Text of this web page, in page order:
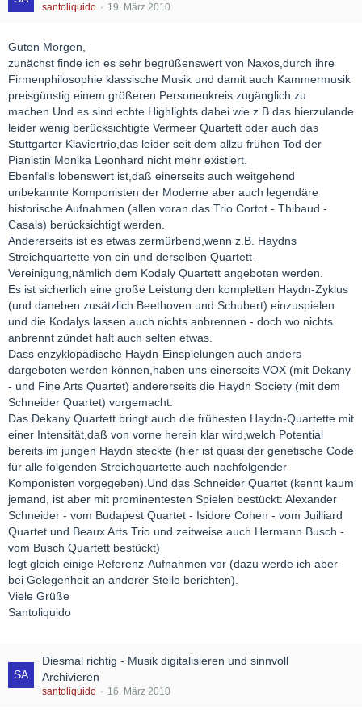
santoliquido 19. März 2010
Guten Morgen,
zunächst finde ich es sehr begrüßenswert von Naxos,durch ihre
Firmenphilosophie klassische Musik und damit auch Kammermusik
preisgünstig einem größeren Personenkreis zugänglich zu
machen.Und es sind echte Highlights dabei wie z.B.das hierzulande
leider wenig berücksichtigte Vermeer Quartett oder auch das
Stuttgarter Klaviertrio,das leider seit dem allzu frühen Tod der
Pianistin Monika Leonhard nicht mehr existiert.
Ebenfalls lobenswert ist,daß einerseits auch weitgehend
unbekannte Komponisten der Moderne aber auch legendäre
historische Aufnahmen (allen voran das Trio Cortot - Thibaud -
Casals) berücksichtigt werden.
Andererseits ist es etwas zermürbend,wenn z.B. Haydns
Streichquartette von ein und derselben Quartett-
Vereinigung,nämlich dem Kodaly Quartett angeboten werden.
Es ist sicherlich eine große Leistung den kompletten Haydn-Zyklus
(und daneben zusätzlich Beethoven und Schubert) einzuspielen
und die Kodalys lassen auch nichts anbrennen - doch wo nichts
anbrennt zündet halt auch selten etwas.
Dass enzyklopädische Haydn-Einspielungen auch anders
dargeboten werden können,haben uns einerseits VOX (mit Dekany
- und Fine Arts Quartet) andererseits die Haydn Society (mit dem
Schneider Quartet) vorgemacht.
Das Dekany Quartett bringt auch die frühesten Haydn-Quartette mit
einer Intensität,daß von vorne herein klar wird,welch Potential
bereits im jungen Haydn steckte (hier ist quasi der genetische Code
für alle folgenden Streichquartette auch nachfolgender
Komponisten vorgegeben).Und das Schneider Quartet (kennt kaum
jemand, ist aber mit prominentesten Spielen bestückt: Alexander
Schneider - vom Budapest Quartet - Isidore Cohen - vom Juilliard
Quartet und Beaux Arts Trio und zeitweise auch Hermann Busch -
vom Busch Quartett bestückt)
legt gleich einige Referenz-Aufnahmen vor (dazu werde ich aber
bei Gelegenheit an anderer Stelle berichten).
Viele Grüße
Santoliquido
Diesmal richtig - Musik digitalisieren und sinnvoll
Archivieren
santoliquido 16. März 2010